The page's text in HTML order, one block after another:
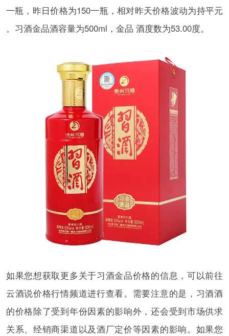
一瓶，昨日价格为150一瓶，相对昨天价格波动为持平元
。习酒金品酒容量为500ml，金品 酒度数为53.00度。
如果您想获取更多关于习酒金品价格的信息，可以前往
云酒说价格行情频道进行查看。需要注意的是，习酒酒
的价格除了受到年份因素的影响外，还会受到市场供求
关系、经销商渠道以及酒厂定价等因素的影响。如果您